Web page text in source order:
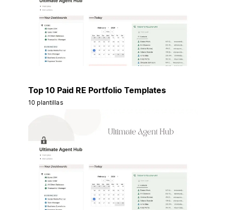
Top 10 Paid RE Portfolio Templates
10 plantillas